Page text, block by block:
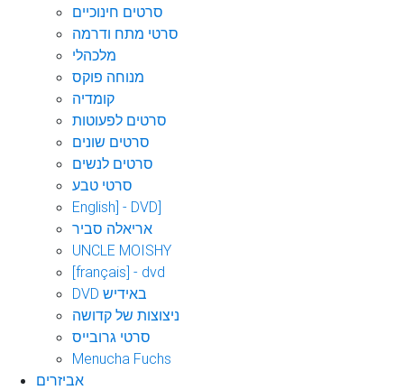
סרטים חינוכיים
סרטי מתח ודרמה
מלכהלי
מנוחה פוקס
קומדיה
סרטים לפעוטות
סרטים שונים
סרטים לנשים
סרטי טבע
English] - DVD]
אריאלה סביר
UNCLE MOISHY
[français] - dvd
DVD באידיש
ניצוצות של קדושה
סרטי גרובייס
Menucha Fuchs
אביזרים